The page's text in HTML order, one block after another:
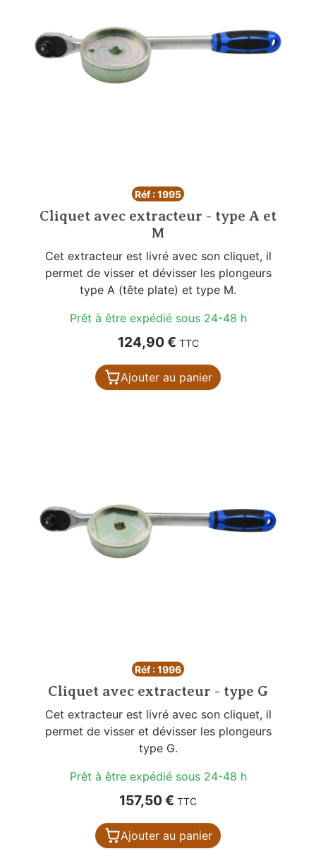
Réf : 1995
Cliquet avec extracteur - type A et
M
Cet extracteur est livré avec son cliquet, il
permet de visser et dévisser les plongeurs
type A (tête plate) et type M.
Prêt à être expédié sous 24-48 h
Prix
124,90 € TTC
Ajouter au panier
Réf : 1996
Cliquet avec extracteur - type G
Cet extracteur est livré avec son cliquet, il
permet de visser et dévisser les plongeurs
type G.
Prêt à être expédié sous 24-48 h
Prix
157,50 € TTC
Ajouter au panier